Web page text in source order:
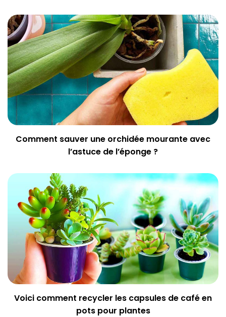
Comment sauver une orchidée mourante avec
l’astuce de l’éponge ?
Voici comment recycler les capsules de café en
pots pour plantes